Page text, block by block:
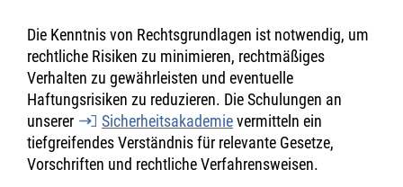
Die Kenntnis von Rechtsgrundlagen ist notwendig, um
rechtliche Risiken zu minimieren, rechtmäßiges
Verhalten zu gewährleisten und eventuelle
Haftungsrisiken zu reduzieren. Die Schulungen an
unserer
Sicherheitsakademievermitteln ein
tiefgreifendes Verständnis für relevante Gesetze,
Vorschriften und rechtliche Verfahrensweisen.